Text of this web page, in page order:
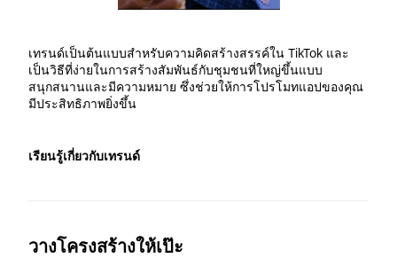
เทรนด์เป็นต้นแบบสำหรับความคิดสร้างสรรค์ใน TikTok และ
เป็นวิธีที่ง่ายในการสร้างสัมพันธ์กับชุมชนที่ใหญ่ขึ้นแบบ
สนุกสนานและมีความหมาย ซึ่งช่วยให้การโปรโมทแอปของคุณ
มีประสิทธิภาพยิ่งขึ้น
เรียนรู้เกี่ยวกับเทรนด์
วางโครงสร้างให้เป๊ะ